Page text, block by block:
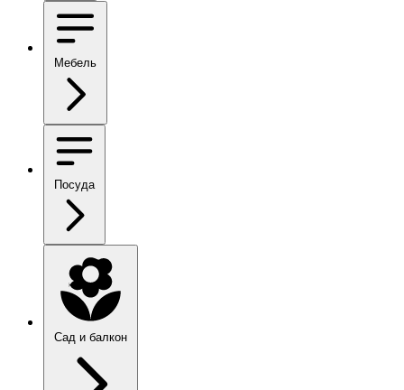
Мебель
Посуда
Сад и балкон